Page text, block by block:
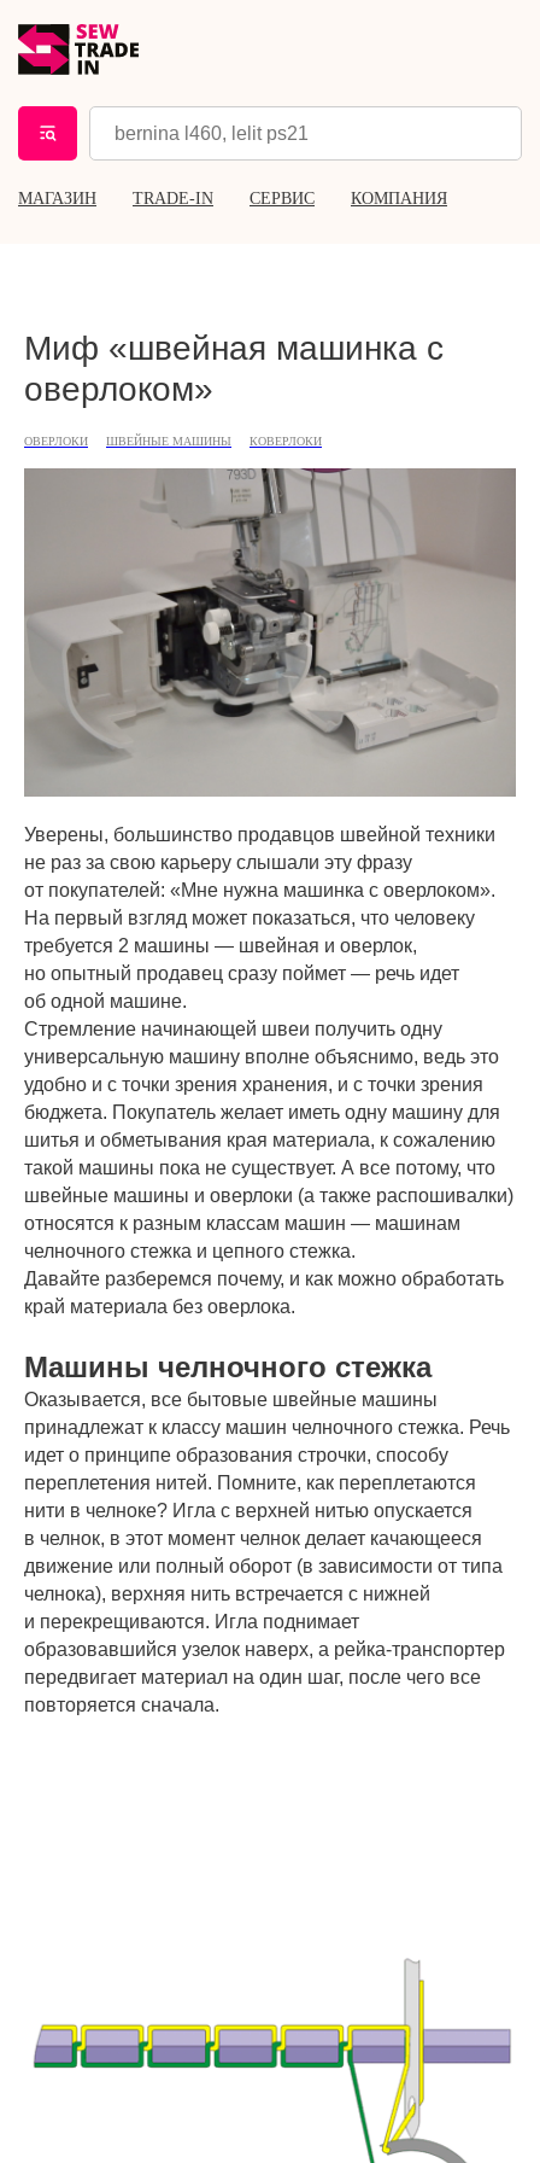
МАГАЗИН TRADE-IN СЕРВИС КОМПАНИЯ
Миф «швейная машинка с
оверлоком»
ОВЕРЛОКИ ШВЕЙНЫЕ МАШИНЫ КОВЕРЛОКИ
Уверены, большинство продавцов швейной техники
не раз за свою карьеру слышали эту фразу
от покупателей: «Мне нужна машинка с оверлоком».
На первый взгляд может показаться, что человеку
требуется 2 машины — швейная и оверлок,
но опытный продавец сразу поймет — речь идет
об одной машине.
Стремление начинающей швеи получить одну
универсальную машину вполне объяснимо, ведь это
удобно и с точки зрения хранения, и с точки зрения
бюджета. Покупатель желает иметь одну машину для
шитья и обметывания края материала, к сожалению
такой машины пока не существует. А все потому, что
швейные машины и оверлоки (а также распошивалки)
относятся к разным классам машин — машинам
челночного стежка и цепного стежка.
Давайте разберемся почему, и как можно обработать
край материала без оверлока.
Машины челночного стежка
Оказывается, все бытовые швейные машины
принадлежат к классу машин челночного стежка. Речь
идет о принципе образования строчки, способу
переплетения нитей. Помните, как переплетаются
нити в челноке? Игла с верхней нитью опускается
в челнок, в этот момент челнок делает качающееся
движение или полный оборот (в зависимости от типа
челнока), верхняя нить встречается с нижней
и перекрещиваются. Игла поднимает
образовавшийся узелок наверх, а рейка-транспортер
передвигает материал на один шаг, после чего все
повторяется сначала.